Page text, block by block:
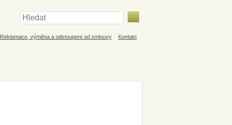
Reklamace, výměna a odstoupení od smlouvy Kontakt